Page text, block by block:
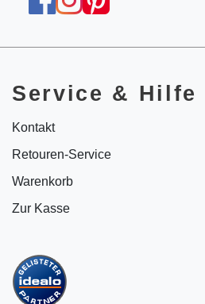
Service & Hilfe
Kontakt
Retouren-Service
Warenkorb
Zur Kasse